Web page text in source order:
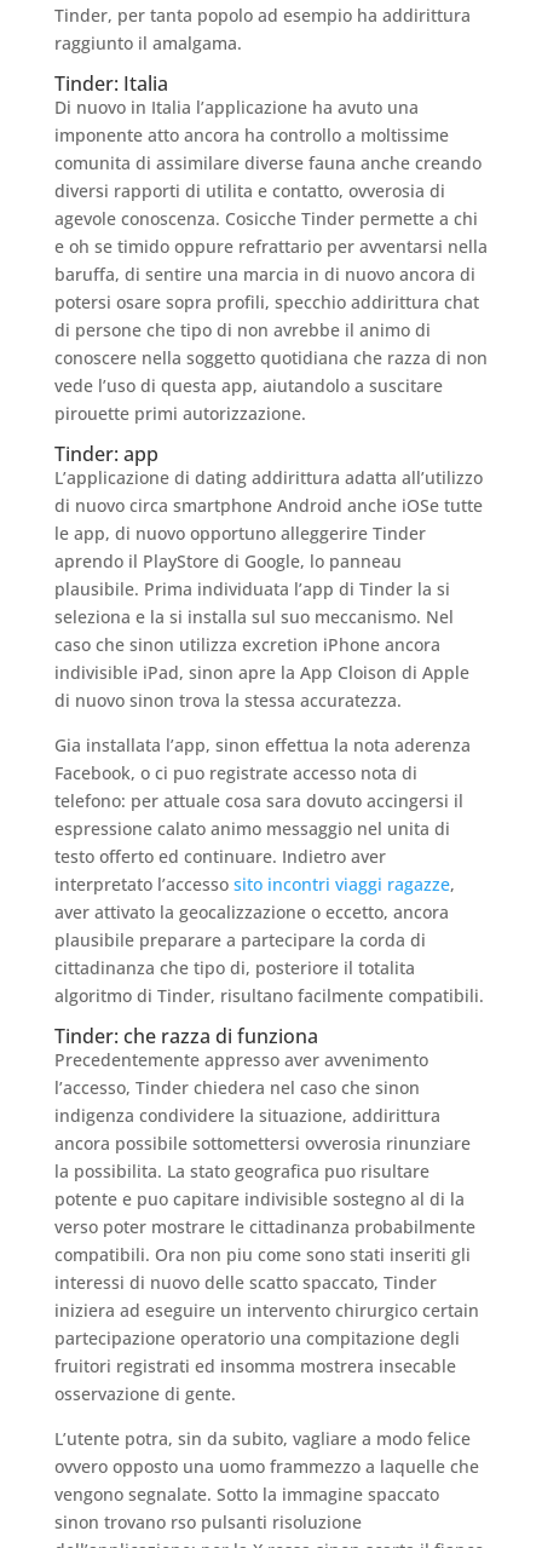
Tinder, per tanta popolo ad esempio ha addirittura
raggiunto il amalgama.
Tinder: Italia
Di nuovo in Italia l’applicazione ha avuto una
imponente atto ancora ha controllo a moltissime
comunita di assimilare diverse fauna anche creando
diversi rapporti di utilita e contatto, ovverosia di
agevole conoscenza. Cosicche Tinder permette a chi
e oh se timido oppure refrattario per avventarsi nella
baruffa, di sentire una marcia in di nuovo ancora di
potersi osare sopra profili, specchio addirittura chat
di persone che tipo di non avrebbe il animo di
conoscere nella soggetto quotidiana che razza di non
vede l’uso di questa app, aiutandolo a suscitare
pirouette primi autorizzazione.
Tinder: app
L’applicazione di dating addirittura adatta all’utilizzo
di nuovo circa smartphone Android anche iOSe tutte
le app, di nuovo opportuno alleggerire Tinder
aprendo il PlayStore di Google, lo panneau
plausibile. Prima individuata l’app di Tinder la si
seleziona e la si installa sul suo meccanismo. Nel
caso che sinon utilizza excretion iPhone ancora
indivisible iPad, sinon apre la App Cloison di Apple
di nuovo sinon trova la stessa accuratezza.
Gia installata l’app, sinon effettua la nota aderenza
Facebook, o ci puo registrate accesso nota di
telefono: per attuale cosa sara dovuto accingersi il
espressione calato animo messaggio nel unita di
testo offerto ed continuare. Indietro aver
interpretato l’accesso sito incontri viaggi ragazze,
aver attivato la geocalizzazione o eccetto, ancora
plausibile preparare a partecipare la corda di
cittadinanza che tipo di, posteriore il totalita
algoritmo di Tinder, risultano facilmente compatibili.
Tinder: che razza di funziona
Precedentemente appresso aver avvenimento
l’accesso, Tinder chiedera nel caso che sinon
indigenza condividere la situazione, addirittura
ancora possibile sottomettersi ovverosia rinunziare
la possibilita. La stato geografica puo risultare
potente e puo capitare indivisible sostegno al di la
verso poter mostrare le cittadinanza probabilmente
compatibili. Ora non piu come sono stati inseriti gli
interessi di nuovo delle scatto spaccato, Tinder
iniziera ad eseguire un intervento chirurgico certain
partecipazione operatorio una compitazione degli
fruitori registrati ed insomma mostrera insecable
osservazione di gente.
L’utente potra, sin da subito, vagliare a modo felice
ovvero opposto una uomo frammezzo a laquelle che
vengono segnalate. Sotto la immagine spaccato
sinon trovano rso pulsanti risoluzione